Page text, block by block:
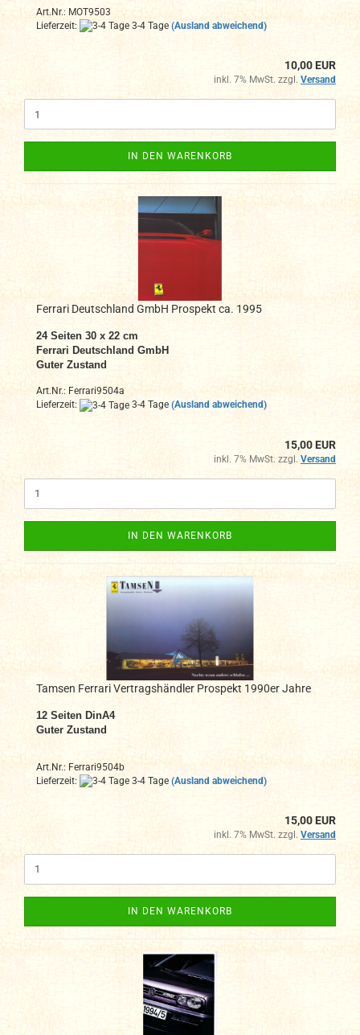
Art.Nr.: MOT9503
Lieferzeit:
3-4 Tage (Ausland abweichend)
10,00 EUR
inkl. 7% MwSt. zzgl. Versand
IN DEN WARENKORB
Ferrari Deutschland GmbH Prospekt ca. 1995
24 Seiten 30 x 22 cm
Ferrari Deutschland GmbH
Guter Zustand
Art.Nr.: Ferrari9504a
Lieferzeit:
3-4 Tage (Ausland abweichend)
15,00 EUR
inkl. 7% MwSt. zzgl. Versand
IN DEN WARENKORB
Tamsen Ferrari Vertragshändler Prospekt 1990er Jahre
12 Seiten DinA4
Guter Zustand
Art.Nr.: Ferrari9504b
Lieferzeit:
3-4 Tage (Ausland abweichend)
15,00 EUR
inkl. 7% MwSt. zzgl. Versand
IN DEN WARENKORB